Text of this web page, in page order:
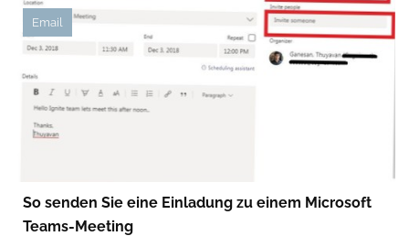
Email
So senden Sie eine Einladung zu einem Microsoft
Teams-Meeting